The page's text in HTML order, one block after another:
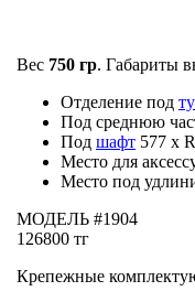
Вес 750 гр. Габариты
Отделение под
Под среднюю
Под шафт 577 х
Место для
Место под
МОДЕЛЬ #1904
126800 тг
Крепежные